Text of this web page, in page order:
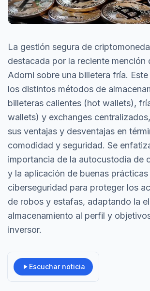
La gestión segura de
destacada por la reciente mención
Adorni sobre una billetera fría.
los distintos métodos de
billeteras calientes (hot wallets),
wallets) y exchanges
sus ventajas y desventajas en
comodidad y seguridad. Se
importancia de la autocustodia de
y la aplicación de buenas prácticas
ciberseguridad para proteger los
de robos y estafas, adaptando la
almacenamiento al perfil y
inversor.
Escuchar noticia